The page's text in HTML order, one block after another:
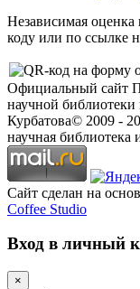
Независимая оценка
коду или по ссылке
Официальный сайт
научной
Курбатова© 2009 -
научная библиотека
Сайт сделан на
Coffee Studio
Вход в личный
×